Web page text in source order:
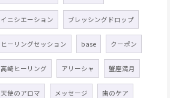
イニシエーション ブレッシングドロップ
ヒーリングセッション base クーポン
高崎ヒーリング アリーシャ 蟹座満月
天使のアロマ メッセージ 歯のケア